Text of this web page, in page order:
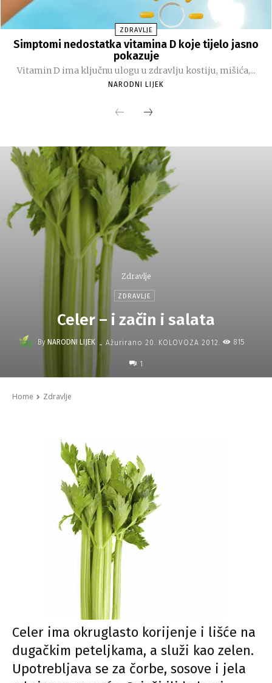
ZDRAVLJE
Simptomi nedostatka vitamina D koje tijelo jasno
pokazuje
Vitamin D ima ključnu ulogu u zdravlju kostiju, mišića,...
NARODNI LIJEK